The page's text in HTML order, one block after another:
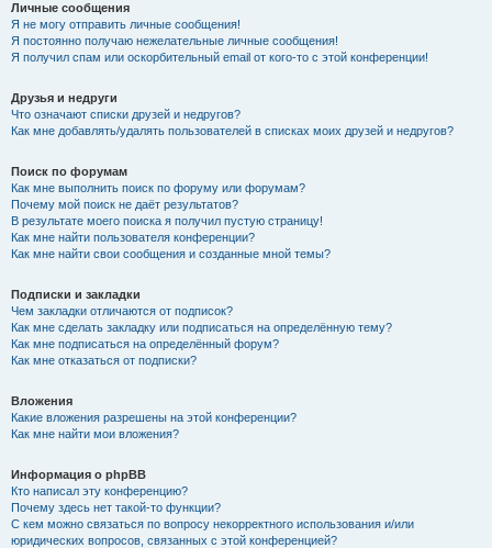
Личные сообщения
Я не могу отправить личные сообщения!
Я постоянно получаю нежелательные личные сообщения!
Я получил спам или оскорбительный email от кого-то с этой конференции!
Друзья и недруги
Что означают списки друзей и недругов?
Как мне добавлять/удалять пользователей в списках моих друзей и недругов?
Поиск по форумам
Как мне выполнить поиск по форуму или форумам?
Почему мой поиск не даёт результатов?
В результате моего поиска я получил пустую страницу!
Как мне найти пользователя конференции?
Как мне найти свои сообщения и созданные мной темы?
Подписки и закладки
Чем закладки отличаются от подписок?
Как мне сделать закладку или подписаться на определённую тему?
Как мне подписаться на определённый форум?
Как мне отказаться от подписки?
Вложения
Какие вложения разрешены на этой конференции?
Как мне найти мои вложения?
Информация о phpBB
Кто написал эту конференцию?
Почему здесь нет такой-то функции?
С кем можно связаться по вопросу некорректного использования и/или
юридических вопросов, связанных с этой конференцией?